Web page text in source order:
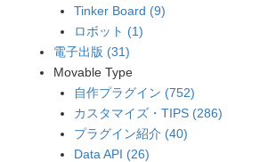
Tinker Board (9)
ロボット (1)
電子出版 (31)
Movable Type
自作プラグイン (752)
カスタマイズ・TIPS (286)
プラグイン紹介 (40)
Data API (26)